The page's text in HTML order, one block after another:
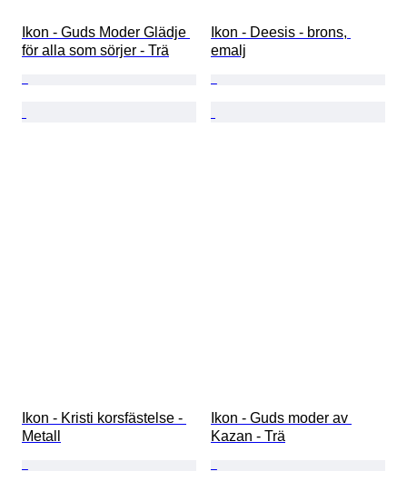
Ikon - Guds Moder Glädje
för alla som sörjer - Trä
Ikon - Deesis - brons,
emalj
Ikon - Kristi korsfästelse -
Metall
Ikon - Guds moder av
Kazan - Trä